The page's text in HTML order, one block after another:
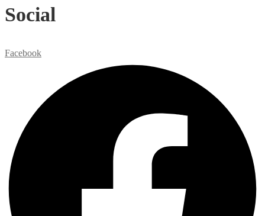
Social
Facebook